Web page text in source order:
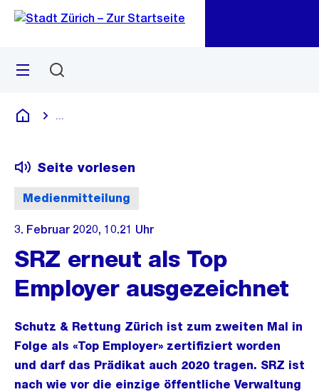
Navigation
Sprunglink
Menü
Deutsch
Medienmitteilung
Seite vorlesen
3. Februar 2020, 10.21 Uhr
SRZ erneut als Top
Employer ausgezeichnet
Schutz & Rettung Zürich ist zum zweiten Mal in
Folge als «Top Employer» zertifiziert worden
und darf das Prädikat auch 2020 tragen. SRZ ist
nach wie vor die einzige öffentliche Verwaltung